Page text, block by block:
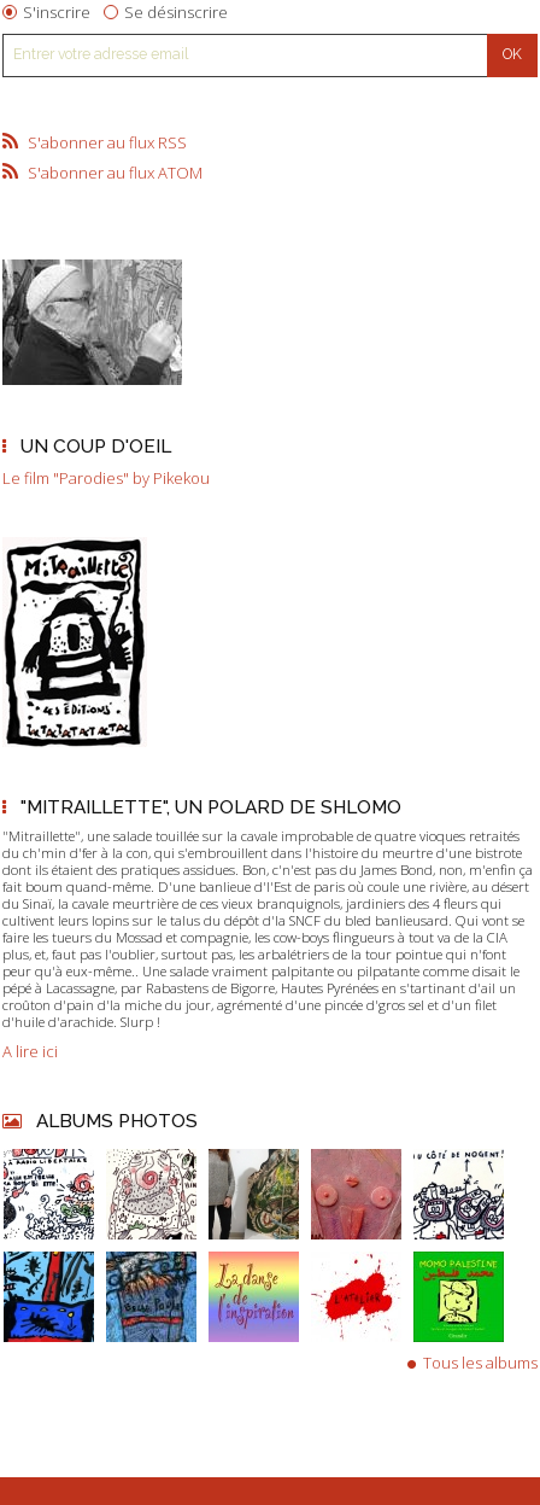
S'inscrire Se désinscrire
S'abonner au flux RSS
S'abonner au flux ATOM
UN COUP D'OEIL
Le film "Parodies" by Pikekou
"MITRAILLETTE", UN POLARD DE SHLOMO
"Mitraillette", une salade touillée sur la cavale improbable de quatre vioques retraités
du ch'min d'fer à la con, qui s'embrouillent dans l'histoire du meurtre d'une bistrote
dont ils étaient des pratiques assidues. Bon, c'n'est pas du James Bond, non, m'enfin ça
fait boum quand-même. D'une banlieue d'l'Est de paris où coule une rivière, au désert
du Sinaï, la cavale meurtrière de ces vieux branquignols, jardiniers des 4 fleurs qui
cultivent leurs lopins sur le talus du dépôt d'la SNCF du bled banlieusard. Qui vont se
faire les tueurs du Mossad et compagnie, les cow-boys flingueurs à tout va de la CIA
plus, et, faut pas l'oublier, surtout pas, les arbalétriers de la tour pointue qui n'font
peur qu'à eux-même.. Une salade vraiment palpitante ou pilpatante comme disait le
pépé à Lacassagne, par Rabastens de Bigorre, Hautes Pyrénées en s'tartinant d'ail un
croûton d'pain d'la miche du jour, agrémenté d'une pincée d'gros sel et d'un filet
d'huile d'arachide. Slurp !
A lire ici
ALBUMS PHOTOS
Tous les albums